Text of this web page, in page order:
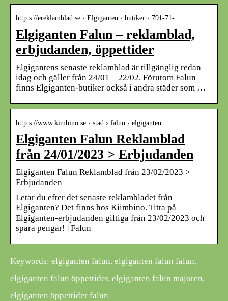
http s://ereklamblad.se › Elgiganten › butiker › 791-71-…
Elgiganten Falun – reklamblad,
erbjudanden, öppettider
Elgigantens senaste reklamblad är tillgänglig redan
idag och gäller från 24/01 – 22/02. Förutom Falun
finns Elgiganten-butiker också i andra städer som …
http s://www.kimbino.se › stad › falun › elgiganten
Elgiganten Falun Reklamblad
från 24/01/2023 > Erbjudanden
Elgiganten Falun Reklamblad från 23/02/2023 >
Erbjudanden
Letar du efter det senaste reklambladet från
Elgiganten? Det finns hos Kiimbino. Titta på
Elgiganten-erbjudanden giltiga från 23/02/2023 och
spara pengar! | Falun
Keywords: elgiganten falun, elgiganten falun falun,
elgiganten falun öppettider, elgiganten falun majoren,
elgiganten öppettider falun